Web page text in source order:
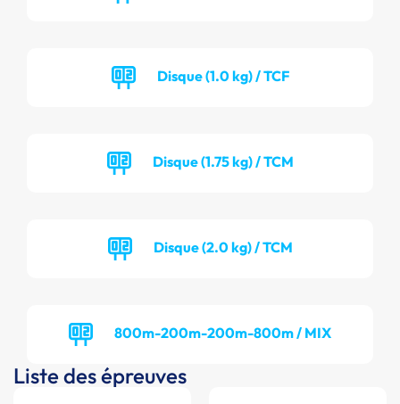
Disque (1.0 kg) / TCF
Disque (1.75 kg) / TCM
Disque (2.0 kg) / TCM
800m-200m-200m-800m / MIX
Liste des épreuves